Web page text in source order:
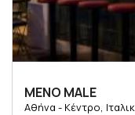
MENO MALE